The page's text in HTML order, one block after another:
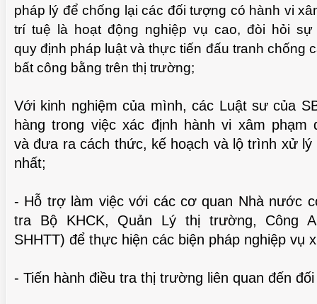
pháp lý để chống lại các đối tượng có hành vi
trí tuệ là hoạt động nghiệp vụ cao, đòi hỏi
quy định pháp luật và thực tiến đấu tranh chống
bất công bằng trên thị trường;
Với kinh nghiệm của mình, các Luật sư của
hàng trong việc xác định hành vi xâm
và đưa ra cách thức, kế hoạch và lộ trình xử lý
nhất;
- Hỗ trợ làm việc với các cơ quan Nhà nước
tra Bộ KHCK, Quản Lý thị trường, Công
SHHTT) để thực hiện các biện pháp nghiệp vụ
- Tiến hành điều tra thị trường liên quan đến
TUỆ
TUỆ